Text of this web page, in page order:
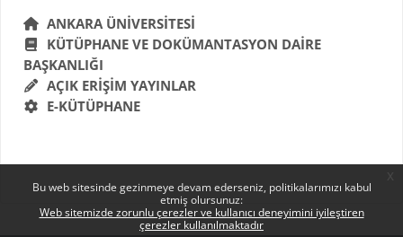
Bu web sitesinde gezinmeye devam ederseniz, politikalarımızı kabul
etmiş olursunuz:
Web sitemizde zorunlu çerezler ve kullanıcı deneyimini iyileştiren
çerezler kullanılmaktadır
ANKARA ÜNIVERSITESI
KÜTÜPHANE VE DOKÜMANTASYON DAIRE
BAŞKANLIĞI
AÇIK ERIŞIM YAYINLAR
E-KÜTÜPHANE